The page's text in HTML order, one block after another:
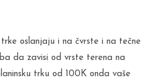
oslanjaju i na čvrste i na tečne
da zavisi od vrste terena na
trku od 100K onda vaše